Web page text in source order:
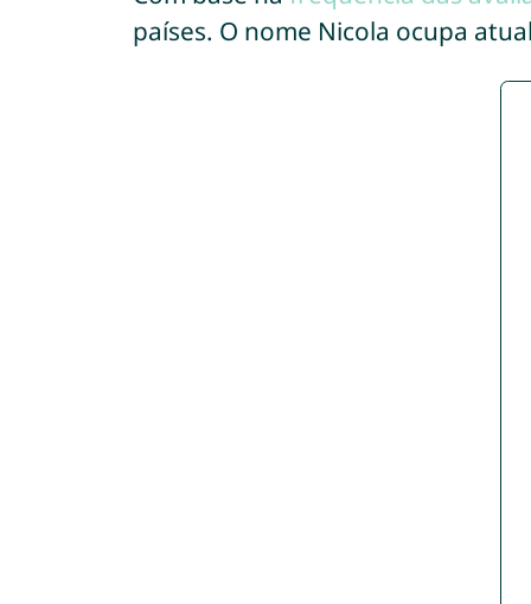
países. O nome Nicola ocupa